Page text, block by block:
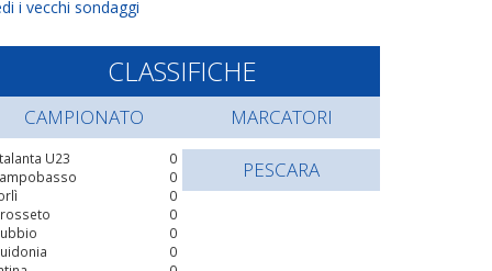
i vecchi sondaggi
CLASSIFICHE
CAMPIONATO
0
U23
0
0
0
0
0
MARCATORI
PESCARA